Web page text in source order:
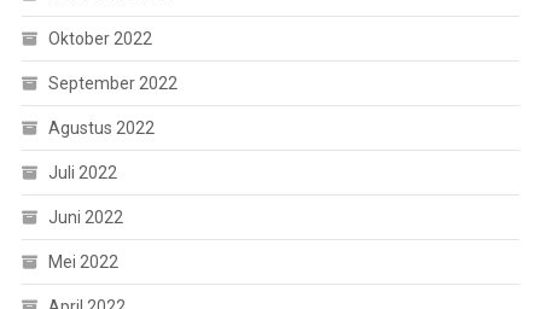
Oktober 2022
September 2022
Agustus 2022
Juli 2022
Juni 2022
Mei 2022